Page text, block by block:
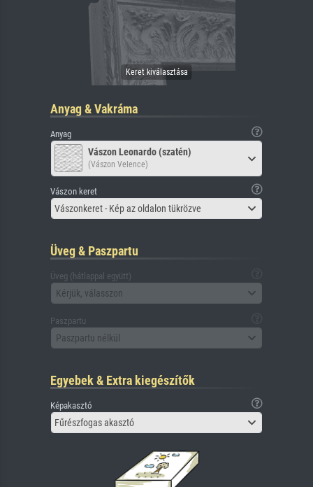
Anyag & Vakráma
Anyag
Vászon Leonardo (szatén)
(Vászon Velence)
Vászon keret
Vászonkeret - Kép az oldalon tükrözve
Üveg & Paszpartu
Üveg (hátlappal együtt)
Kérjük, válasszon
Paszpartu
Paszpartu nélkül
Egyebek & Extra kiegészítők
Képakasztó
Fűrészfogas akasztó